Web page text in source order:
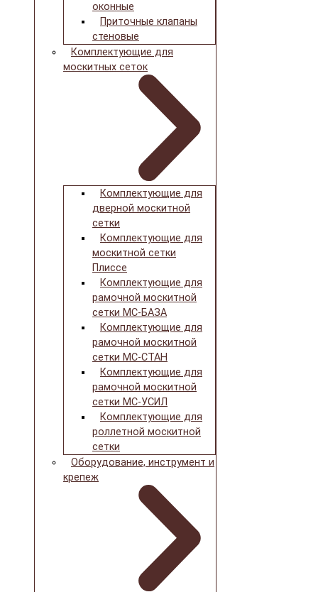
оконные
Приточные клапаны
стеновые
Комплектующие для
москитных сеток
Комплектующие для
дверной москитной
сетки
Комплектующие для
москитной сетки
Плиссе
Комплектующие для
рамочной москитной
сетки МС-БАЗА
Комплектующие для
рамочной москитной
сетки МС-СТАН
Комплектующие для
рамочной москитной
сетки МС-УСИЛ
Комплектующие для
роллетной москитной
сетки
Оборудование, инструмент и
крепеж